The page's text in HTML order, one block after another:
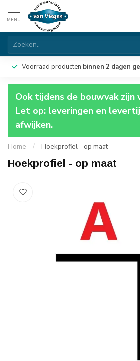
MENU
Voorraad producten binnen 2 dagen
Ook tijdens de bouwvak zijn
Let op: leveringen en
afwijken.
Home / Hoekprofiel - op maat
Hoekprofiel - op maat